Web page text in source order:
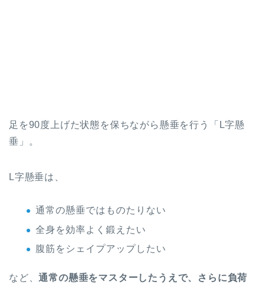
足を90度上げた状態を保ちながら懸垂を行う「L字懸
垂」。
L字懸垂は、
通常の懸垂ではものたりない
全身を効率よく鍛えたい
腹筋をシェイプアップしたい
など、通常の懸垂をマスターしたうえで、さらに負荷